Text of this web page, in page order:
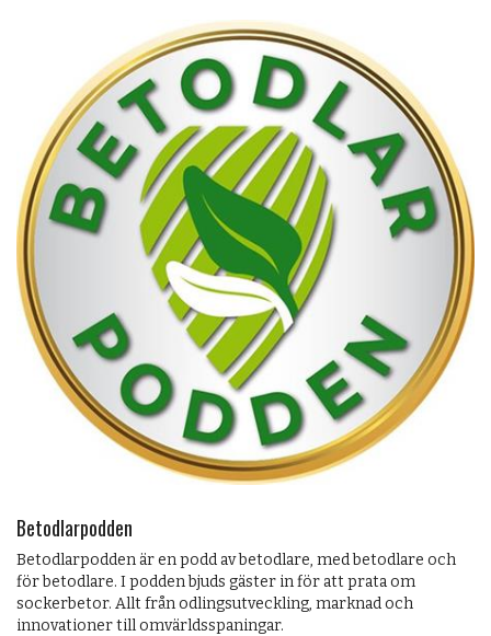
Betodlarpodden
Betodlarpodden är en podd av betodlare, med betodlare och
för betodlare. I podden bjuds gäster in för att prata om
sockerbetor. Allt från odlingsutveckling, marknad och
innovationer till omvärldsspaningar.